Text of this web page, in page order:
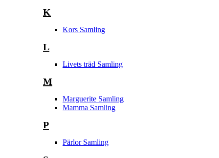
K
Kors Samling
L
Livets träd Samling
M
Marguerite Samling
Mamma Samling
P
Pärlor Samling